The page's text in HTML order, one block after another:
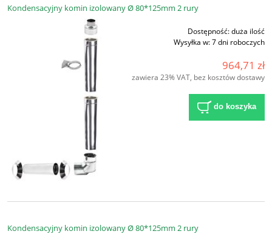
Kondensacyjny komin izolowany Ø 80*125mm 2 rury
Dostępność:duża ilość
Wysyłka w:7 dni roboczych
964,71 zł
zawiera 23% VAT, bez kosztów dostawy
do koszyka
Kondensacyjny komin izolowany Ø 80*125mm 2 rury